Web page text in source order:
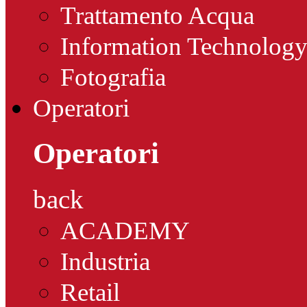
Trattamento Acqua
Information Technology
Fotografia
Operatori
Operatori
back
ACADEMY
Industria
Retail